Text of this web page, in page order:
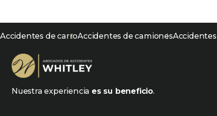
Accidentes de carroAccidentes de camiones
Nuestra experiencia es su beneficio.